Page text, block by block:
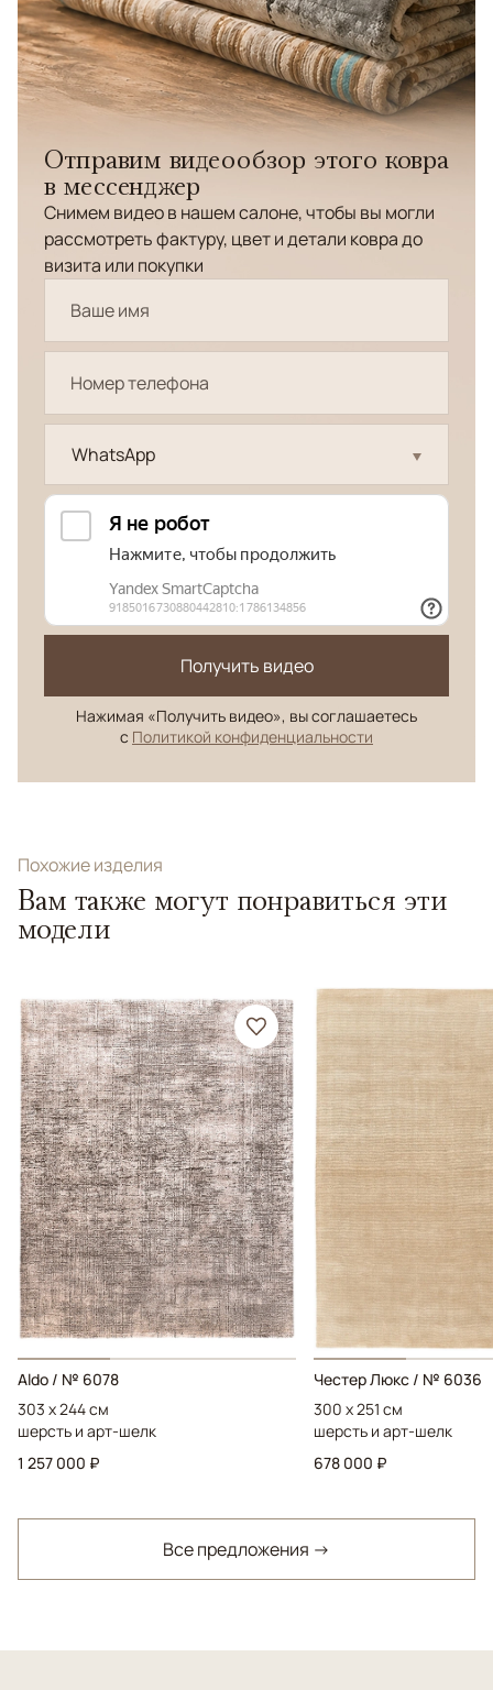
Отправим видеообзор этого ковра
в мессенджер
Снимем видео в нашем салоне, чтобы вы могли
рассмотреть фактуру, цвет и детали ковра до
визита или покупки
WhatsApp
Получить видео
Нажимая «Получить видео», вы соглашаетесь
с Политикой конфиденциальности
Похожие изделия
Вам также могут понравиться эти
модели
Aldo / № 6078
303 x 244 см
шерсть и арт-шелк
1 257 000 ₽
Честер Люкс / № 6036
300 x 251 см
шерсть и арт-шелк
678 000 ₽
Все предложения →